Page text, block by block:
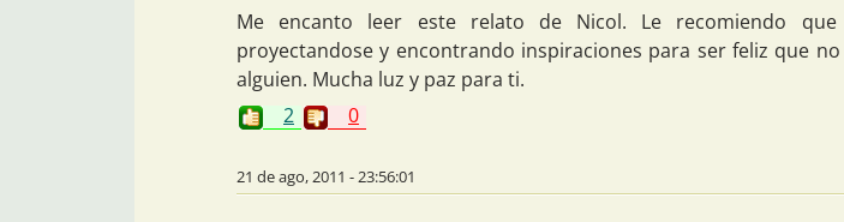
Me encanto leer este relato de Nicol. Le recomiendo
proyectandose y encontrando inspiraciones para ser feliz que
alguien. Mucha luz y paz para ti.
2
0
21 de ago, 2011 - 23:56:01